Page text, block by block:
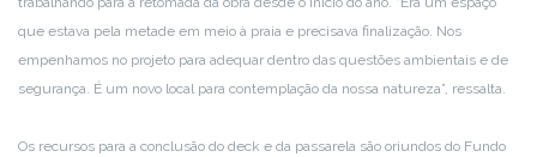
que estava pela metade em meio à praia e precisava finalização. Nos
empenhamos no projeto para adequar dentro das questões ambientais e de
segurança. É um novo local para contemplação da nossa natureza”, ressalta.
Os recursos para a conclusão do deck e da passarela são oriundos do Fundo